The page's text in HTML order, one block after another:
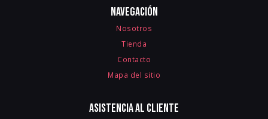
Navegación
Nosotros
Tienda
Contacto
Mapa del sitio
Asistencia al cliente